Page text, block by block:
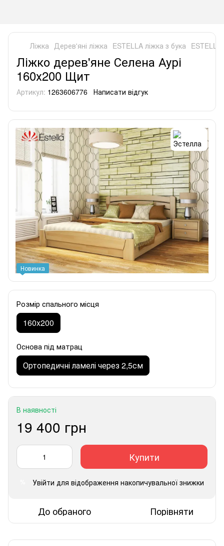
Ліжка Дерев'яні ліжка ESTELLA ліжка з бука
Ліжко дерев'яне Селена Аурі
160х200 Щит
Артикул: 1263606776 Написати відгук
Новинка
Розмір спального місця
160x200
Основа під матрац
Ортопедичні ламелі через 2,5см
В наявності
19 400 грн
Купити
Увійти для відображення накопичувальної знижки
До обраного Порівняти